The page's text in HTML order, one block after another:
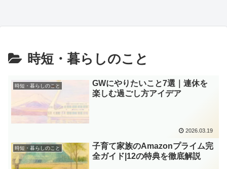
時短・暮らしのこと
時短・暮らしのこと
GWにやりたいこと7選｜連休を
楽しむ過ごし方アイデア
2026.03.19
時短・暮らしのこと
子育て家族のAmazonプライム完
全ガイド|12の特典を徹底解説